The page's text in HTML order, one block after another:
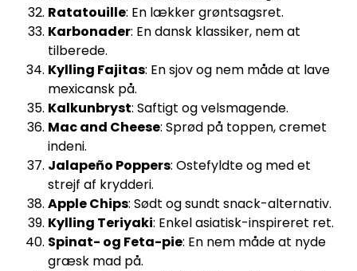
Ratatouille: En lækker grøntsagsret.
Karbonader: En dansk klassiker, nem at
tilberede.
Kylling Fajitas: En sjov og nem måde at lave
mexicansk på.
Kalkunbryst: Saftigt og velsmagende.
Mac and Cheese: Sprød på toppen, cremet
indeni.
Jalapeño Poppers: Ostefyldte og med et
strejf af krydderi.
Apple Chips: Sødt og sundt snack-alternativ.
Kylling Teriyaki: Enkel asiatisk-inspireret ret.
Spinat- og Feta-pie: En nem måde at nyde
græsk mad på.